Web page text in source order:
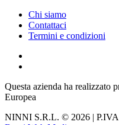
Chi siamo
Contattaci
Termini e condizioni
Questa azienda ha realizzato
Europea
NINNI S.R.L. © 2026 |